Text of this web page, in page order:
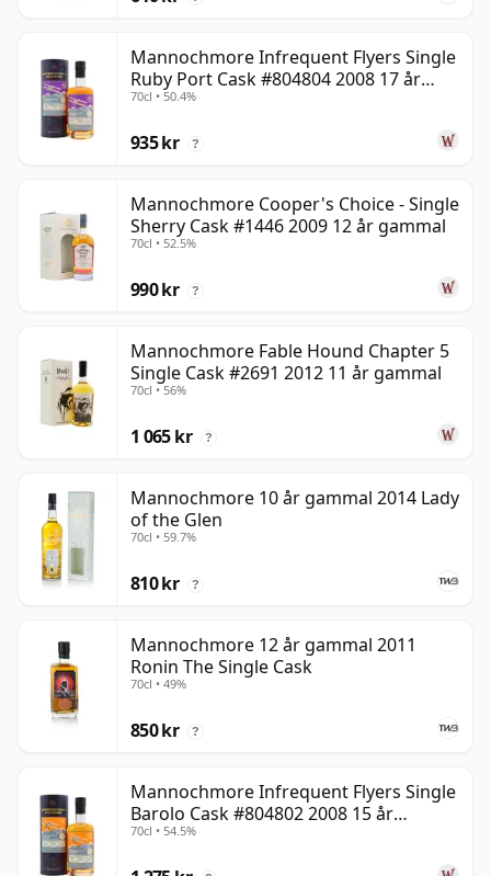
Mannochmore Infrequent Flyers Single
Ruby Port Cask #804804 2008 17 år
gammal
70cl • 50.4%
935 kr ?
Mannochmore Cooper's Choice - Single
Sherry Cask #1446 2009 12 år gammal
70cl • 52.5%
990 kr ?
Mannochmore Fable Hound Chapter 5
Single Cask #2691 2012 11 år gammal
70cl • 56%
1 065 kr ?
Mannochmore 10 år gammal 2014 Lady
of the Glen
70cl • 59.7%
810 kr ?
Mannochmore 12 år gammal 2011
Ronin The Single Cask
70cl • 49%
850 kr ?
Mannochmore Infrequent Flyers Single
Barolo Cask #804802 2008 15 år
gammal
70cl • 54.5%